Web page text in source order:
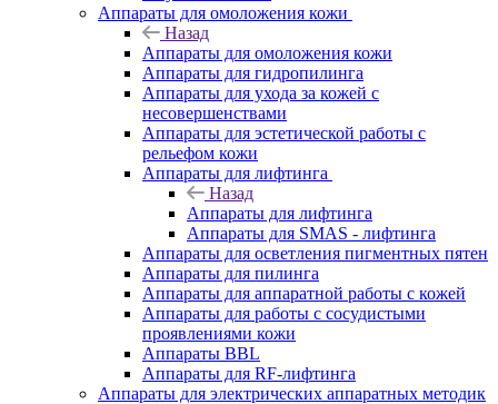
Аппараты для омоложения кожи
Назад
Аппараты для омоложения кожи
Аппараты для гидропилинга
Аппараты для ухода за кожей с
несовершенствами
Аппараты для эстетической работы с
рельефом кожи
Аппараты для лифтинга
Назад
Аппараты для лифтинга
Аппараты для SMAS - лифтинга
Аппараты для осветления пигментных пятен
Аппараты для пилинга
Аппараты для аппаратной работы с кожей
Аппараты для работы с сосудистыми
проявлениями кожи
Аппараты BBL
Аппараты для RF-лифтинга
Аппараты для электрических аппаратных методик